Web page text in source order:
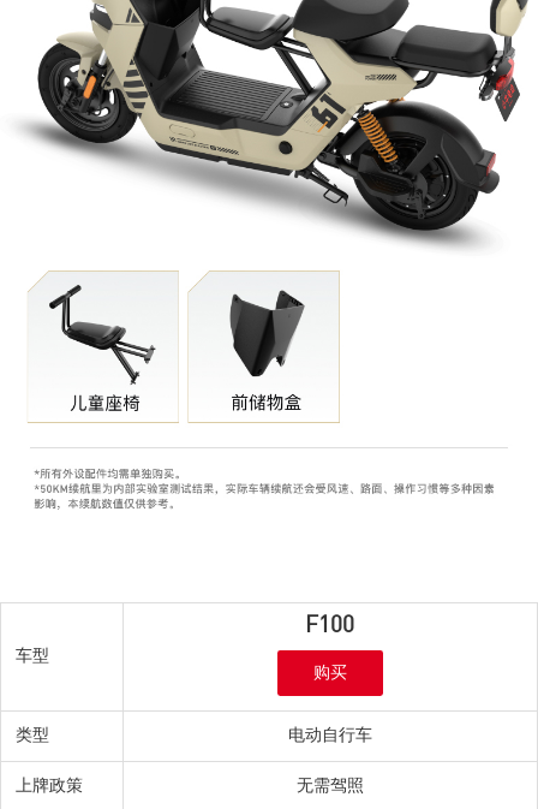
车型
F100
购买
车型
F100
购买
车型
F100
购买
类型 电动自行车
上牌政策 无需驾照
车型
F100
购买
类型 电动自行车
上牌政策 无需驾照